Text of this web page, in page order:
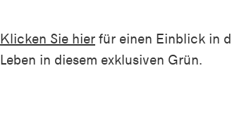
Klicken Sie hier für einen Einblick in
Leben in diesem exklusiven Grün.